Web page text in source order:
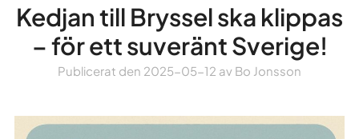
Kedjan till Bryssel ska klippas
– för ett suveränt Sverige!
Publicerat den 2025-05-12 av Bo Jonsson